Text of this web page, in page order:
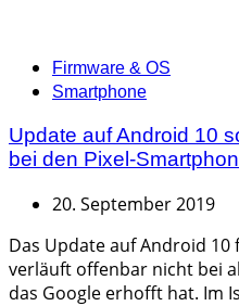
Categories
Firmware & OS
Smartphone
Update auf Android 10
bei den Pixel-
20. September 2019
Das Update auf Android
verläuft offenbar nicht bei
das Google erhofft hat. Im